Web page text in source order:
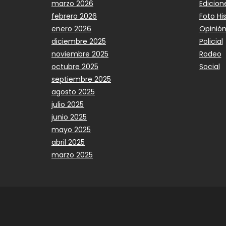
marzo 2026
febrero 2026
enero 2026
diciembre 2025
noviembre 2025
octubre 2025
septiembre 2025
agosto 2025
julio 2025
junio 2025
mayo 2025
abril 2025
marzo 2025
Foto
Opinión
Policial
Rodeo
Social